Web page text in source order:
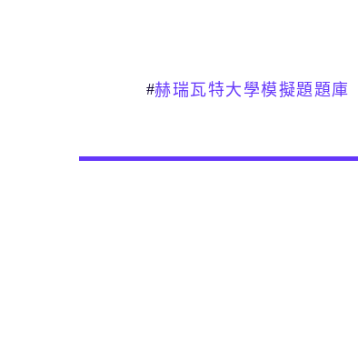
#赫瑞瓦特大學模擬題題庫